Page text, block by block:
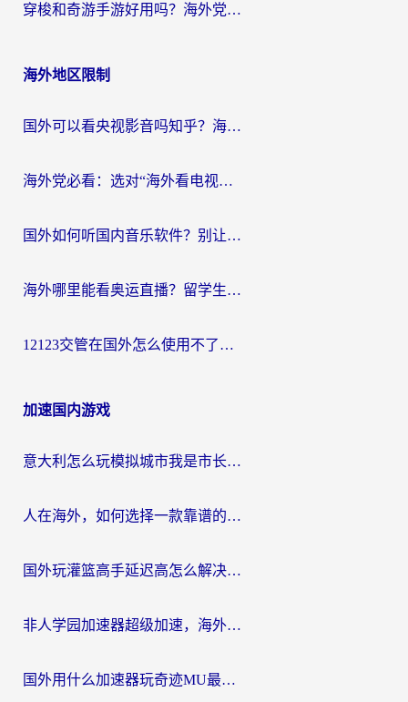
穿梭和奇游手游好用吗？海外党亲测3款回国加速器，附蜜蜂加速器七天试用攻略
海外地区限制
国外可以看央视影音吗知乎？海外党亲测有效的回国加速方案
海外党必看：选对“海外看电视剧软件”，再也不用愁国内剧刷不了
国外如何听国内音乐软件？别让地域限制，断了你的中文歌单
海外哪里能看奥运直播？留学生&海外华人必看的体育赛事观赛终极指南
12123交管在国外怎么使用不了？海外华人必看的无缝访问国内资源指南
加速国内游戏
意大利怎么玩模拟城市我是市长？海外党国服游戏加速终极攻略（附三国3量子特攻解决办法）
人在海外，如何选择一款靠谱的玩剑灵2加速器？
国外玩灌篮高手延迟高怎么解决？海外玩家国服游戏加速终极指南
非人学园加速器超级加速，海外玩家重返国服的通行证
国外用什么加速器玩奇迹MU最好？2026海外玩家国服游戏加速全攻略